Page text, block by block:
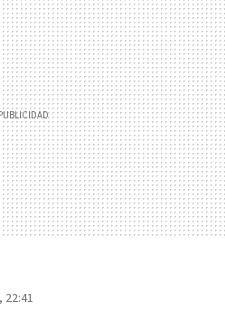
MAIL
22:41